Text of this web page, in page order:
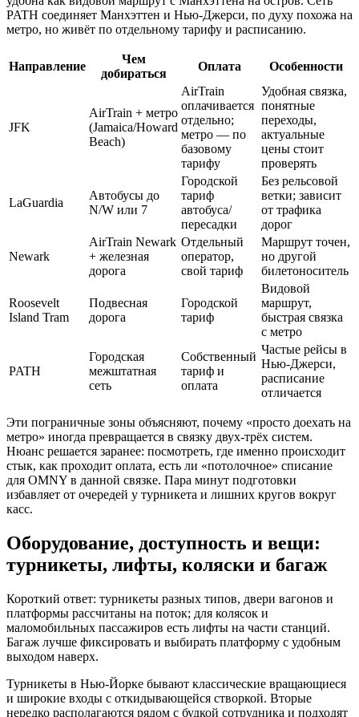
PATH соединяет Манхэттен и Нью‑Джерси, по духу похожа на
метро, но живёт по отдельному тарифу и расписанию.
Направление
Чем
добираться
Оплата Особенности
JFK
AirTrain + метро
(Jamaica/Howard
Beach)
AirTrain
оплачивается
отдельно;
метро — по
базовому
тарифу
Удобная связка,
понятные
переходы,
актуальные
цены стоит
проверять
LaGuardia
Автобусы до
N/W или 7
Городской
тариф
автобуса/
пересадки
Без рельсовой
ветки; зависит
от трафика
дорог
Newark
AirTrain Newark
+ железная
дорога
Отдельный
оператор,
свой тариф
Маршрут точен,
но другой
билетоноситель
Roosevelt
Island Tram
Подвесная
дорога
Городской
тариф
Видовой
маршрут,
быстрая связка
с метро
PATH
Городская
межштатная
сеть
Собственный
тариф и
оплата
Частые рейсы в
Нью‑Джерси,
расписание
отличается
Эти пограничные зоны объясняют, почему «просто доехать на
метро» иногда превращается в связку двух‑трёх систем.
Нюанс решается заранее: посмотреть, где именно происходит
стык, как проходит оплата, есть ли «потолочное» списание
для OMNY в данной связке. Пара минут подготовки
избавляет от очередей у турникета и лишних кругов вокруг
касс.
Оборудование, доступность и вещи:
турникеты, лифты, коляски и багаж
Короткий ответ: турникеты разных типов, двери вагонов и
платформы рассчитаны на поток; для колясок и
маломобильных пассажиров есть лифты на части станций.
Багаж лучше фиксировать и выбирать платформу с удобным
выходом наверх.
Турникеты в Нью‑Йорке бывают классические вращающиеся
и широкие входы с откидывающейся створкой. Вторые
нередко располагаются рядом с будкой сотрудника и подходят